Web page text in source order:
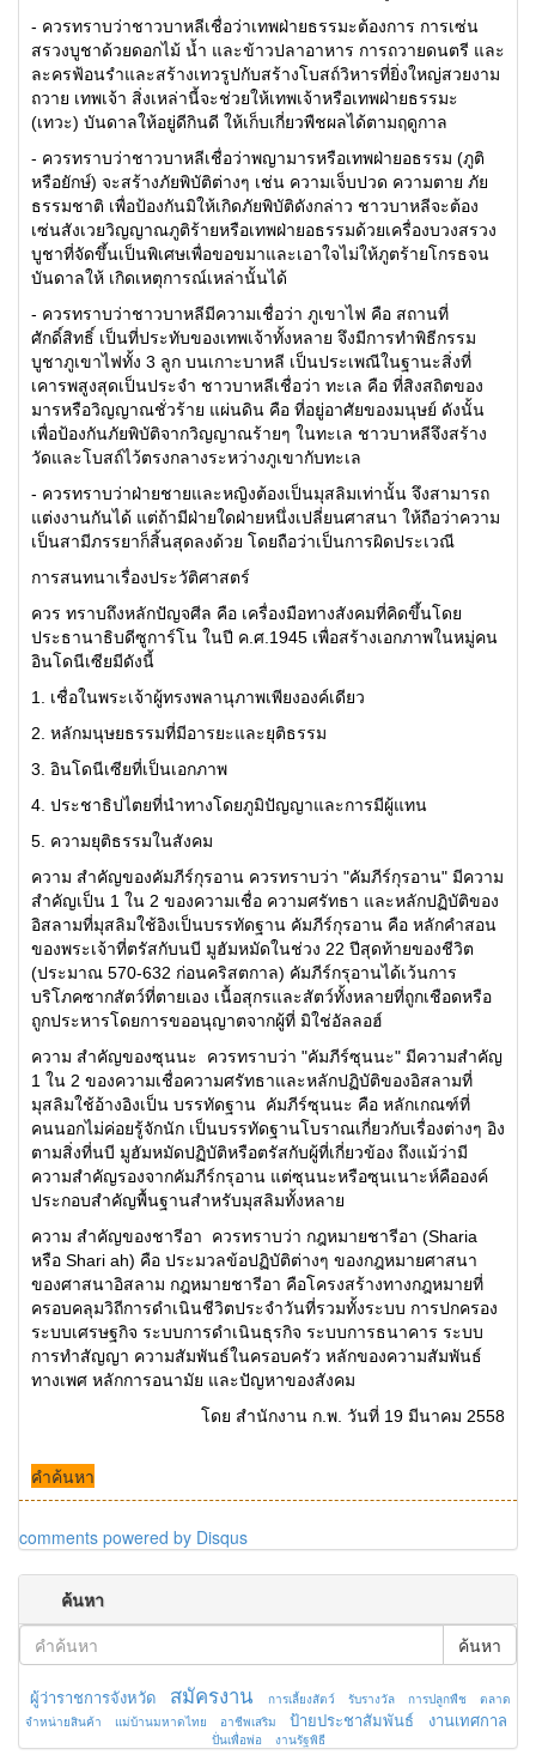
- ควรทราบว่าชาวบาหลีเชื่อว่าเทพฝ่ายธรรมะต้องการ การเซ่น
สรวงบูชาด้วยดอกไม้ น้ำ และข้าวปลาอาหาร การถวายดนตรี และ
ละครฟ้อนรำและสร้างเทวรูปกับสร้างโบสถ์วิหารที่ยิ่งใหญ่สวยงาม
ถวาย เทพเจ้า สิ่งเหล่านี้จะช่วยให้เทพเจ้าหรือเทพฝ่ายธรรมะ
(เทวะ) บันดาลให้อยู่ดีกินดี ให้เก็บเกี่ยวพืชผลได้ตามฤดูกาล
- ควรทราบว่าชาวบาหลีเชื่อว่าพญามารหรือเทพฝ่ายอธรรม (ภูติ
หรือยักษ์) จะสร้างภัยพิบัติต่างๆ เช่น ความเจ็บปวด ความตาย ภัย
ธรรมชาติ เพื่อป้องกันมิให้เกิดภัยพิบัติดังกล่าว ชาวบาหลีจะต้อง
เซ่นสังเวยวิญญาณภูติร้ายหรือเทพฝ่ายอธรรมด้วยเครื่องบวงสรวง
บูชาที่จัดขึ้นเป็นพิเศษเพื่อขอขมาและเอาใจไม่ให้ภูตร้ายโกรธจน
บันดาลให้ เกิดเหตุการณ์เหล่านั้นได้
- ควรทราบว่าชาวบาหลีมีความเชื่อว่า ภูเขาไฟ คือ สถานที่
ศักดิ์สิทธิ์ เป็นที่ประทับของเทพเจ้าทั้งหลาย จึงมีการทำพิธีกรรม
บูชาภูเขาไฟทั้ง 3 ลูก บนเกาะบาหลี เป็นประเพณีในฐานะสิ่งที่
เคารพสูงสุดเป็นประจำ ชาวบาหลีเชื่อว่า ทะเล คือ ที่สิงสถิตของ
มารหรือวิญญาณชั่วร้าย แผ่นดิน คือ ที่อยู่อาศัยของมนุษย์ ดังนั้น
เพื่อป้องกันภัยพิบัติจากวิญญาณร้ายๆ ในทะเล ชาวบาหลีจึงสร้าง
วัดและโบสถ์ไว้ตรงกลางระหว่างภูเขากับทะเล
- ควรทราบว่าฝ่ายชายและหญิงต้องเป็นมุสลิมเท่านั้น จึงสามารถ
แต่งงานกันได้ แต่ถ้ามีฝ่ายใดฝ่ายหนึ่งเปลี่ยนศาสนา ให้ถือว่าความ
เป็นสามีภรรยาก็สิ้นสุดลงด้วย โดยถือว่าเป็นการผิดประเวณี
การสนทนาเรื่องประวัติศาสตร์
ควร ทราบถึงหลักปัญจศีล คือ เครื่องมือทางสังคมที่คิดขึ้นโดย
ประธานาธิบดีซูการ์โน ในปี ค.ศ.1945 เพื่อสร้างเอกภาพในหมู่คน
อินโดนีเซียมีดังนี้
1. เชื่อในพระเจ้าผู้ทรงพลานุภาพเพียงองค์เดียว
2. หลักมนุษยธรรมที่มีอารยะและยุติธรรม
3. อินโดนีเซียที่เป็นเอกภาพ
4. ประชาธิปไตยที่นำทางโดยภูมิปัญญาและการมีผู้แทน
5. ความยุติธรรมในสังคม
ความ สำคัญของคัมภีร์กุรอาน ควรทราบว่า "คัมภีร์กุรอาน" มีความ
สำคัญเป็น 1 ใน 2 ของความเชื่อ ความศรัทธา และหลักปฏิบัติของ
อิสลามที่มุสลิมใช้อิงเป็นบรรทัดฐาน คัมภีร์กุรอาน คือ หลักคำสอน
ของพระเจ้าที่ตรัสกับนบี มูฮัมหมัดในช่วง 22 ปีสุดท้ายของชีวิต
(ประมาณ 570-632 ก่อนคริสตกาล) คัมภีร์กรุอานได้เว้นการ
บริโภคซากสัตว์ที่ตายเอง เนื้อสุกรและสัตว์ทั้งหลายที่ถูกเชือดหรือ
ถูกประหารโดยการขออนุญาตจากผู้ที่ มิใช่อัลลอฮ์
ความ สำคัญของซุนนะ ควรทราบว่า "คัมภีร์ซุนนะ" มีความสำคัญ
1 ใน 2 ของความเชื่อความศรัทธาและหลักปฏิบัติของอิสลามที่
มุสลิมใช้อ้างอิงเป็น บรรทัดฐาน คัมภีร์ซุนนะ คือ หลักเกณฑ์ที่
คนนอกไม่ค่อยรู้จักนัก เป็นบรรทัดฐานโบราณเกี่ยวกับเรื่องต่างๆ อิง
ตามสิ่งที่นบี มูฮัมหมัดปฏิบัติหรือตรัสกับผู้ที่เกี่ยวข้อง ถึงแม้ว่ามี
ความสำคัญรองจากคัมภีร์กรุอาน แต่ซุนนะหรือซุนเนาะห์คือองค์
ประกอบสำคัญพื้นฐานสำหรับมุสลิมทั้งหลาย
ความ สำคัญของชารีอา ควรทราบว่า กฎหมายชารีอา (Sharia
หรือ Shari ah) คือ ประมวลข้อปฏิบัติต่างๆ ของกฎหมายศาสนา
ของศาสนาอิสลาม กฎหมายชารีอา คือโครงสร้างทางกฎหมายที่
ครอบคลุมวิถีการดำเนินชีวิตประจำวันที่รวมทั้งระบบ การปกครอง
ระบบเศรษฐกิจ ระบบการดำเนินธุรกิจ ระบบการธนาคาร ระบบ
การทำสัญญา ความสัมพันธ์ในครอบครัว หลักของความสัมพันธ์
ทางเพศ หลักการอนามัย และปัญหาของสังคม
โดย สำนักงาน ก.พ. วันที่ 19 มีนาคม 2558
คำค้นหา
comments powered by Disqus
ค้นหา
ค้นหา
ผู้ว่าราชการจังหวัด สมัครงาน การเลี้ยงสัตว์ รับรางวัล การปลูกพืช
ตลาด
จำหน่ายสินค้า
แม่บ้านมหาดไทย อาชีพเสริม ป้ายประชาสัมพันธ์ งานเทศกาล
ปั่นเพื่อพ่อ งานรัฐพิธี